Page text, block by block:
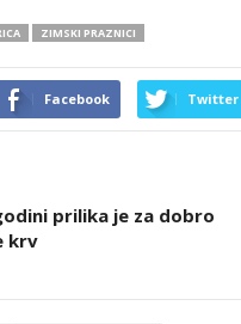
ZIMSKI PRAZNICI
Facebook Twitter
prilika je za dobro
krv